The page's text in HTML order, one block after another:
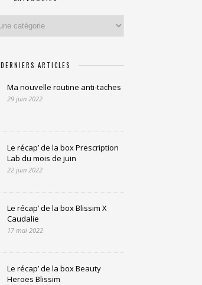
DERNIERS ARTICLES
Ma nouvelle routine anti-taches
29 juin 2022
Le récap’ de la box Prescription
Lab du mois de juin
22 juin 2022
Le récap’ de la box Blissim X
Caudalie
17 mai 2022
Le récap’ de la box Beauty
Heroes Blissim